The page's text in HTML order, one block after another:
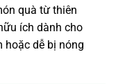
quà từ thiên
ích dành cho
hoặc dễ bị nóng